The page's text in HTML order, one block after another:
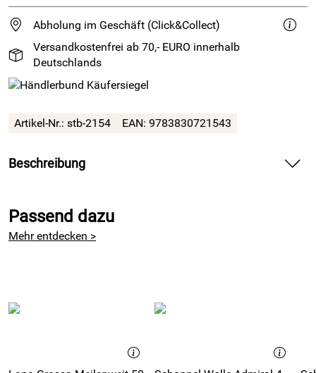
Abholung im Geschäft (Click&Collect)
Versandkostenfrei ab 70,- EURO innerhalb
Deutschlands
Artikel-Nr.: stb-2154 EAN: 9783830721543
Beschreibung
Für ein ganzes Strickprojekt ist es zu wenig, zum Wegwerfen
Dieses Strickbuch ist die Lösung: Die finnische
Passend dazu
Mehr entdecken >